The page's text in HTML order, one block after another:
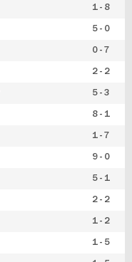
1 - 8
5 - 0
0 - 7
2 - 2
5 - 3
8 - 1
1 - 7
9 - 0
5 - 1
2 - 2
1 - 2
1 - 5